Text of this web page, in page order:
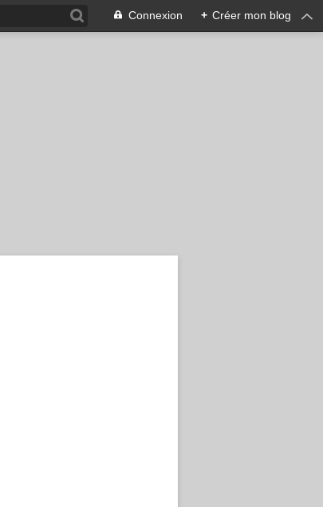
Connexion + Créer mon blog